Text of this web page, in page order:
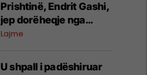
Prishtinë, Endrit Gashi,
jep dorëheqje nga
partia
Lajme
U shpall i padëshiruar